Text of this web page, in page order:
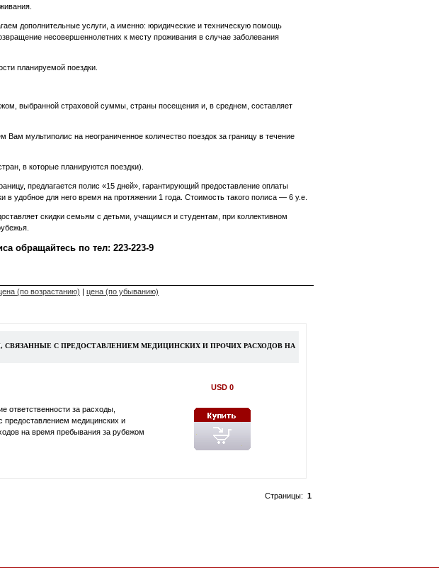
дополнительные услуги, а именно: юридические и техническую помощь
несовершеннолетних к месту проживания в случае заболевания
планируемой поездки.
выбранной страховой суммы, страны посещения и, в среднем, составляет
Вам мультиполис на неограниченное количество поездок за границу в течение
в которые планируются поездки).
предлагается полис «15 дней», гарантирующий предоставление оплаты
удобное для него время на протяжении 1 года. Стоимость такого полиса — 6 у.е.
скидки семьям с детьми, учащимся и студентам, при коллективном
обращайтесь по тел: 223-223-9
(по возрастанию) | цена (по убыванию)
СВЯЗАННЫЕ С ПРЕДОСТАВЛЕНИЕМ МЕДИЦИНСКИХ И ПРОЧИХ РАСХОДОВ НА
ответственности за расходы,
предоставлением медицинских и
на время пребывания за рубежом
USD 0
Страницы: 1